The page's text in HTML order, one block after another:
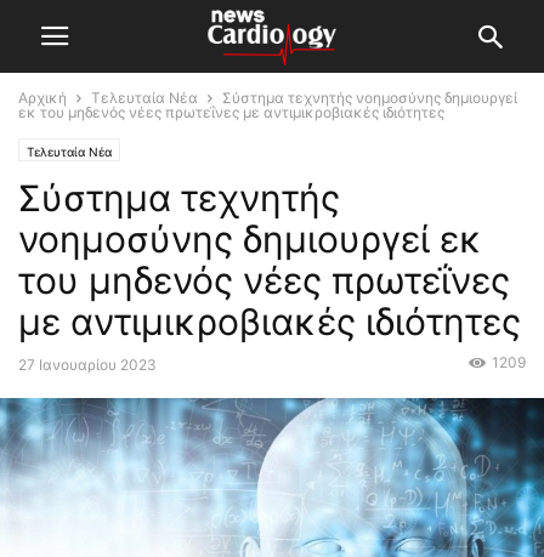
Αρχική Τελευταία Νέα
Σύστημα τεχνητής νοημοσύνης δημιουργεί
εκ του μηδενός νέες πρωτεΐνες με αντιμικροβιακές ιδιότητες
Τελευταία Νέα
Σύστημα τεχνητής
νοημοσύνης δημιουργεί εκ
του μηδενός νέες πρωτεΐνες
με αντιμικροβιακές ιδιότητες
27 Ιανουαρίου 2023 1209